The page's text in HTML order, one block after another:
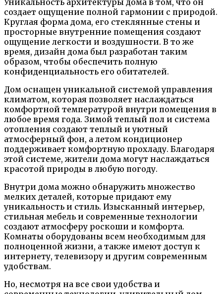
Уникальность архитектуры дома в том, что он
создает ощущение полной гармонии с природой.
Круглая форма дома, его стеклянные стены и
просторные внутренние помещения создают
ощущение легкости и воздушности. В то же
время, дизайн дома был разработан таким
образом, чтобы обеспечить полную
конфиденциальность его обитателей.
Дом оснащен уникальной системой управления
климатом, которая позволяет наслаждаться
комфортной температурой внутри помещения в
любое время года. Зимой теплый пол и система
отопления создают теплый и уютный
атмосферный фон, а летом кондиционер
поддерживает комфортную прохладу. Благодаря
этой системе, жители дома могут наслаждаться
красотой природы в любую погоду.
Внутри дома можно обнаружить множество
мелких деталей, которые придают ему
уникальность и стиль. Изысканный интерьер,
стильная мебель и современные технологии
создают атмосферу роскоши и комфорта.
Комнаты оборудованы всем необходимым для
полноценной жизни, а также имеют доступ к
интернету, телевизору и другим современным
удобствам.
Но, несмотря на все свои удобства и